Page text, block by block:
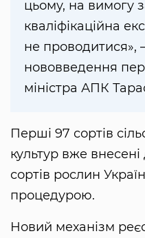
цьому, на вимогу
кваліфікаційна
не
нововведення
міністра АПК
Перші 97 сортів
культур вже
сортів рослин
процедурою.
Новий механізм